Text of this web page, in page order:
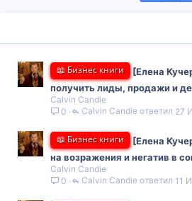
📖 Бизнес книги
[Елена
получить лиды, продажи и
Calvin Candie
0
27
Calvin Candie
📖 Бизнес книги
[Елена
на возражения и негатив в
Calvin Candie
0
11
Calvin Candie